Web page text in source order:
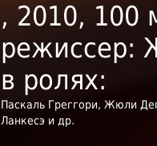
, 2010, 100
режиссер:
в ролях:
Паскаль Греггори, Жюли
Ланкесэ и др.